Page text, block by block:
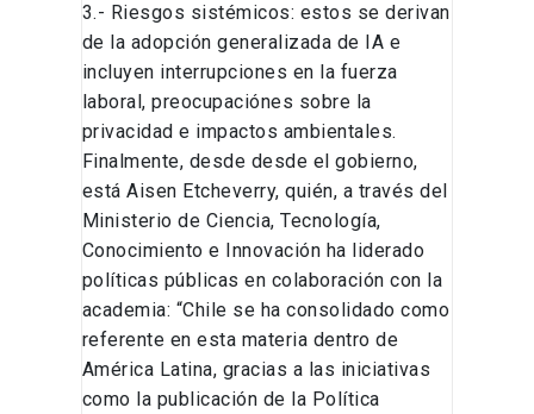
3.- Riesgos sistémicos: estos se derivan
de la adopción generalizada de IA e
incluyen interrupciones en la fuerza
laboral, preocupaciónes sobre la
privacidad e impactos ambientales.
Finalmente, desde desde el gobierno,
está Aisen Etcheverry, quién, a través del
Ministerio de Ciencia, Tecnología,
Conocimiento e Innovación ha liderado
políticas públicas en colaboración con la
academia: “Chile se ha consolidado como
referente en esta materia dentro de
América Latina, gracias a las iniciativas
como la publicación de la Política